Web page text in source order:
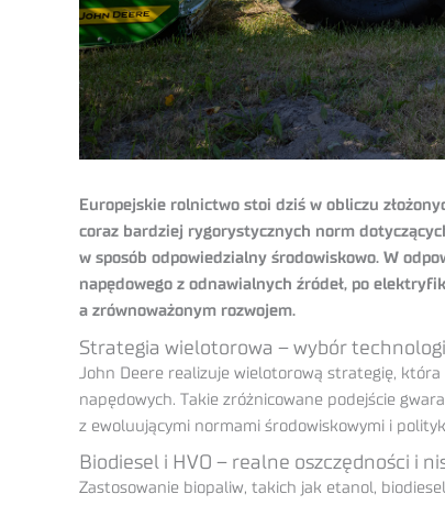
Europejskie rolnictwo stoi dziś w obliczu
coraz bardziej rygorystycznych norm
w sposób odpowiedzialny środowiskowo. W
napędowego z odnawialnych źródeł, po
a zrównoważonym rozwojem.
Strategia wielotorowa – wybór
John Deere realizuje wielotorową strategię,
napędowych. Takie zróżnicowane podejście
z ewoluującymi normami środowiskowymi i
Biodiesel i HVO – realne oszczędności i
Zastosowanie biopaliw, takich jak etanol,